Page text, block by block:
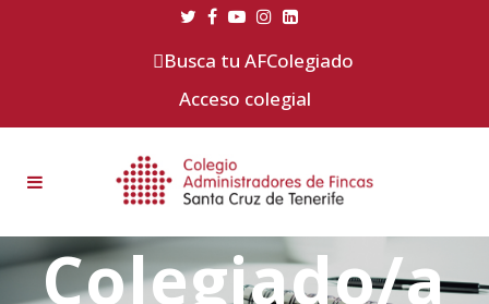
Busca tu AFColegiado
Acceso colegial